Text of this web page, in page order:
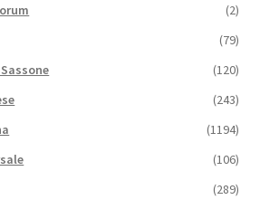
(2)
(79)
(120)
(243)
(1194)
(106)
(289)